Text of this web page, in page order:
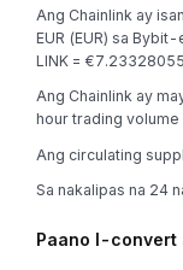
Ang Chainlink ay
EUR (EUR) sa
LINK =
Ang Chainlink ay
hour trading volume
Ang circulating
Sa nakalipas na 24
Paano I-convert